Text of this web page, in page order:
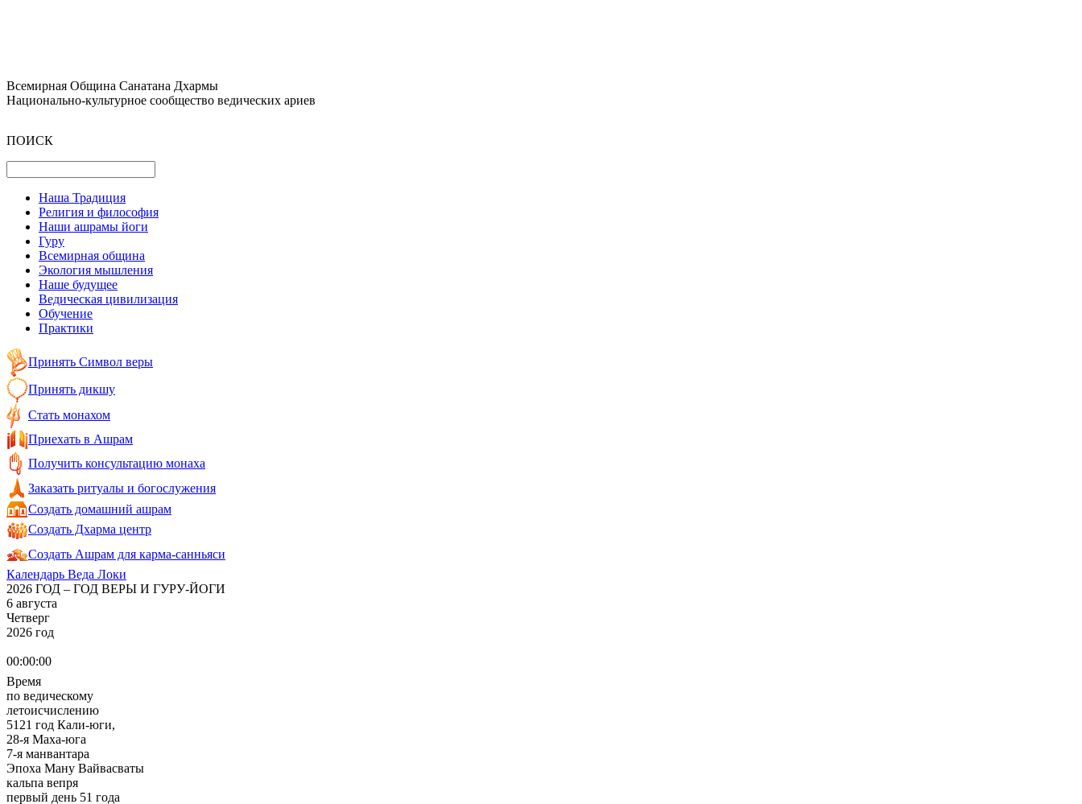
Всемирная Община Санатана Дхармы
Национально-культурное сообщество ведических ариев
ПОИСК
Наша Традиция
Религия и философия
Наши ашрамы йоги
Гуру
Всемирная община
Экология мышления
Наше будущее
Ведическая цивилизация
Обучение
Практики
Принять Символ веры
Принять дикшу
Стать монахом
Приехать в Ашрам
Получить консультацию монаха
Заказать ритуалы и богослужения
Создать домашний ашрам
Создать Дхарма центр
Создать Ашрам для карма-санньяси
Календарь Веда Локи
2026 ГОД – ГОД ВЕРЫ И ГУРУ-ЙОГИ
6 августа
Четверг
2026 год
00:00:00
Время
по ведическому
летоисчислению
5121 год Кали-юги,
28-я Маха-юга
7-я манвантара
Эпоха Ману Вайвасваты
кальпа вепря
первый день 51 года